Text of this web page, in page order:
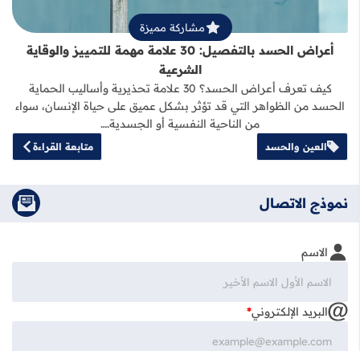
مشاركة مميزة
أعراض الحسد بالتفصيل: 30 علامة مهمة للتمييز والوقاية
الشرعية
كيف تعرف أعراض الحسد؟ 30 علامة تحذيرية وأساليب الحماية
الحسد من الظواهر التي قد تؤثر بشكل عميق على حياة الإنسان، سواء
من الناحية النفسية أو الجسدية.…
العين والحسد متابعة القراءة
نموذج الاتصال
الاسم
البريد الإلكتروني*